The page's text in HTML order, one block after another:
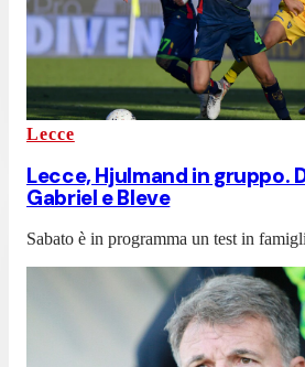
Lecce
Lecce, Hjulmand in gruppo.
Gabriel e Bleve
Sabato è in programma un test in